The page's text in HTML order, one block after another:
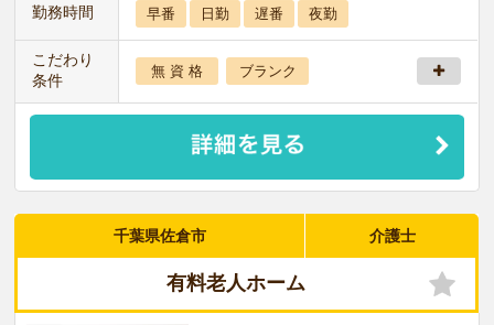
勤務時間 早番 日勤 遅番 夜勤
こだわり
条件
無 資 格 ブランク
千葉県佐倉市 介護士
有料老人ホーム